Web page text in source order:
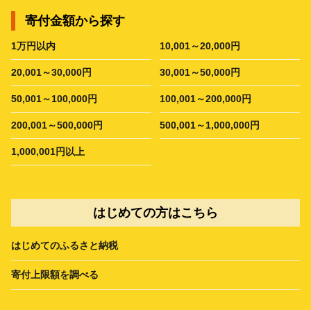
寄付金額から探す
1万円以内 10,001～20,000円
20,001～30,000円 30,001～50,000円
50,001～100,000円 100,001～200,000円
200,001～500,000円 500,001～1,000,000円
1,000,001円以上
はじめての方はこちら
はじめてのふるさと納税
寄付上限額を調べる